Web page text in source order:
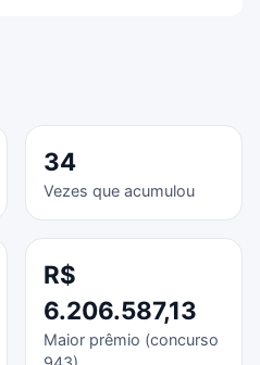
34
Vezes que acumulou
R$
6.206.587,13
Maior prêmio (concurso